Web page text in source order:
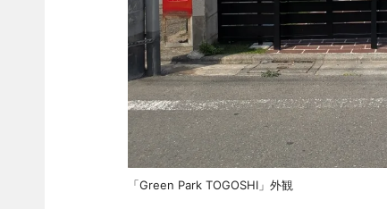
「Green Park TOGOSHI」外観